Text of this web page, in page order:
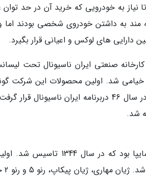
به خودرویی که خرید آن در حد
مند به داشتن خودروی شخصی بودند
دارایی های لوکس و اعیانی قرار بگیرد.
صنعتی ایران ناسیونال تحت
توسط برادران خیامی شد. اولین محصولات
شد.
دومین کارخانه خودروسازی